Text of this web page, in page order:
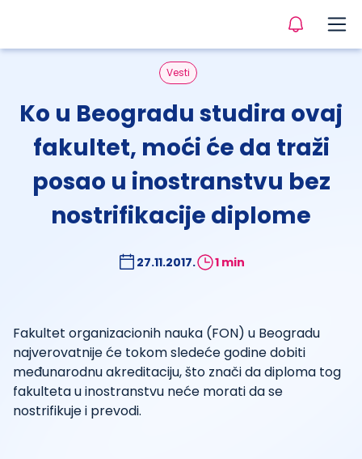
Vesti
Ko u Beogradu studira ovaj
fakultet, moći će da traži
posao u inostranstvu bez
nostrifikacije diplome
27.11.2017. 1 min
Fakultet organizacionih nauka (FON) u Beogradu
najverovatnije će tokom sledeće godine dobiti
međunarodnu akreditaciju, što znači da diploma tog
fakulteta u inostranstvu neće morati da se
nostrifikuje i prevodi.